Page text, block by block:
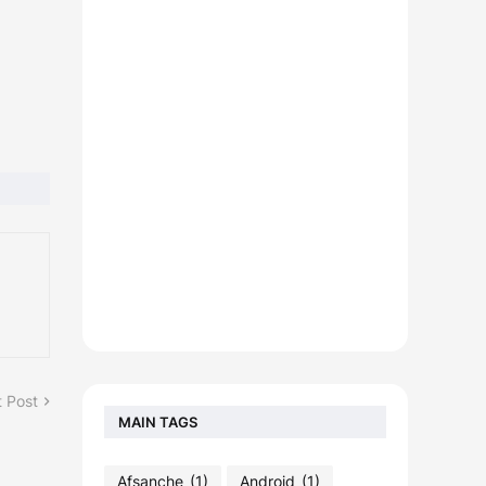
Post
MAIN TAGS
Afsanche (1) Android (1)